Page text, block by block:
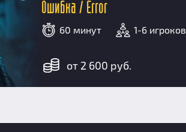
Ошибка / Error
60 минут 1-6 игроков
от 2 600 руб.